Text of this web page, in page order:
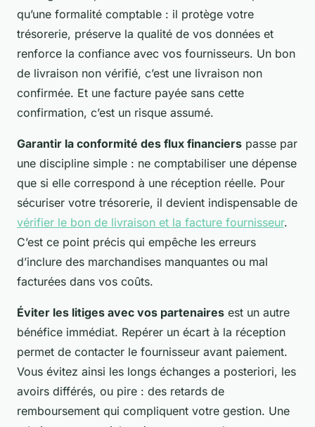
qu’une formalité comptable : il protège votre
trésorerie, préserve la qualité de vos données et
renforce la confiance avec vos fournisseurs. Un bon
de livraison non vérifié, c’est une livraison non
confirmée. Et une facture payée sans cette
confirmation, c’est un risque assumé.
Garantir la conformité des flux financiers passe par
une discipline simple : ne comptabiliser une dépense
que si elle correspond à une réception réelle. Pour
sécuriser votre trésorerie, il devient indispensable de
vérifier le bon de livraison et la facture fournisseur.
C’est ce point précis qui empêche les erreurs
d’inclure des marchandises manquantes ou mal
facturées dans vos coûts.
Éviter les litiges avec vos partenaires est un autre
bénéfice immédiat. Repérer un écart à la réception
permet de contacter le fournisseur avant paiement.
Vous évitez ainsi les longs échanges a posteriori, les
avoirs différés, ou pire : des retards de
remboursement qui compliquent votre gestion. Une